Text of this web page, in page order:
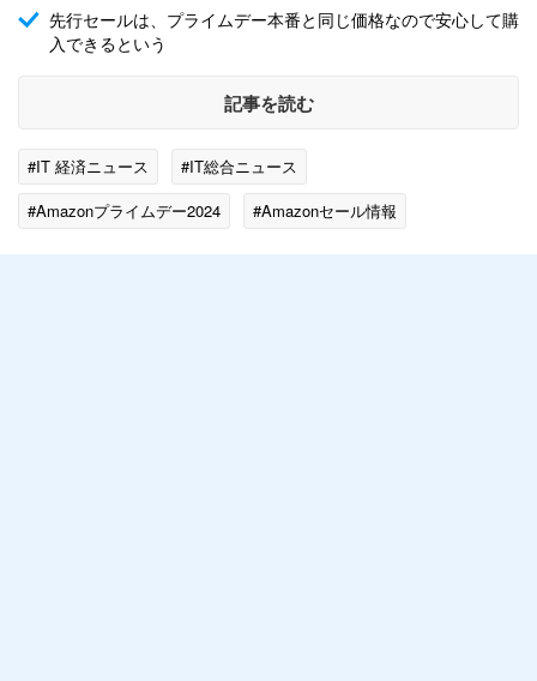
先行セールは、プライムデー本番と同じ価格なので安心して購
入できるという
記事を読む
#IT 経済ニュース
#IT総合ニュース
#Amazonプライムデー2024
#Amazonセール情報